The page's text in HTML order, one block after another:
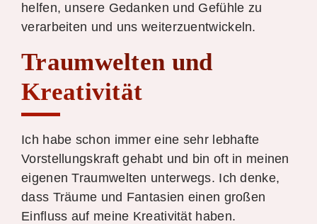
helfen, unsere Gedanken und Gefühle zu
verarbeiten und uns weiterzuentwickeln.
Traumwelten und
Kreativität
Ich habe schon immer eine sehr lebhafte
Vorstellungskraft gehabt und bin oft in meinen
eigenen Traumwelten unterwegs. Ich denke,
dass Träume und Fantasien einen großen
Einfluss auf meine Kreativität haben.